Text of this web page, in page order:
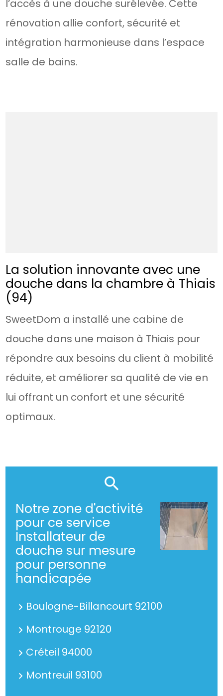
l’accès à une douche surélevée. Cette
rénovation allie confort, sécurité et
intégration harmonieuse dans l’espace
salle de bains.
La solution innovante avec une
douche dans la chambre à Thiais
(94)
SweetDom a installé une cabine de
douche dans une maison à Thiais pour
répondre aux besoins du client à mobilité
réduite, et améliorer sa qualité de vie en
lui offrant un confort et une sécurité
optimaux.
Notre zone d'activité
pour ce service
Installateur de
douche sur mesure
pour personne
handicapée
Boulogne-Billancourt 92100
Montrouge 92120
Créteil 94000
Montreuil 93100